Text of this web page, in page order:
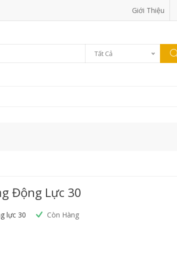
Giới Thiệu
Tất Cả
Động Lực 30
lực 30 Còn Hàng